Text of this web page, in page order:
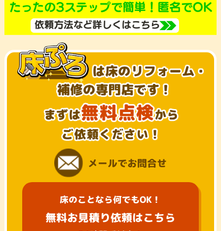
メールでお問合せ
床のことなら何でもOK！
無料お見積り依頼はこちら